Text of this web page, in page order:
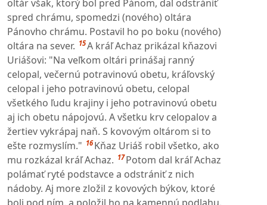
oltár však, ktorý bol pred Pánom, dal odstrániť
spred chrámu, spomedzi (nového) oltára
Pánovho chrámu. Postavil ho po boku (nového)
oltára na sever. 15A kráľ Achaz prikázal kňazovi
Uriášovi: "Na veľkom oltári prinášaj ranný
celopal, večernú potravinovú obetu, kráľovský
celopal i jeho potravinovú obetu, celopal
všetkého ľudu krajiny i jeho potravinovú obetu
aj ich obetu nápojovú. A všetku krv celopalov a
žertiev vykrápaj naň. S kovovým oltárom si to
ešte rozmyslím." 16 Kňaz Uriáš robil všetko, ako
mu rozkázal kráľ Achaz. 17 Potom dal kráľ Achaz
polámať ryté podstavce a odstrániť z nich
nádoby. Aj more zložil z kovových býkov, ktoré
boli pod ním, a položil ho na kamennú podlahu.